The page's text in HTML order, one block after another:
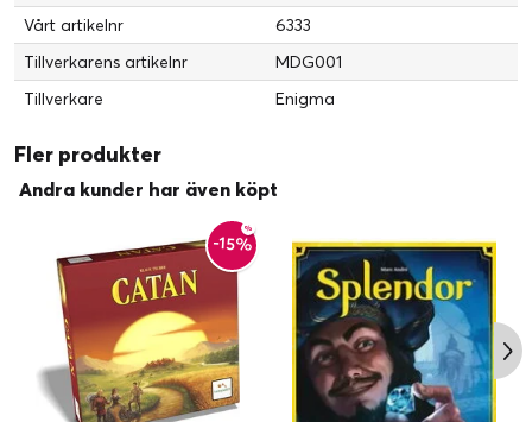
Vårt artikelnr
6333
Tillverkarens artikelnr
MDG001
Tillverkare
Enigma
Fler produkter
Andra kunder har även köpt
-15%